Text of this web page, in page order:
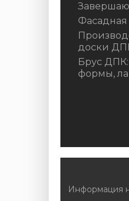
доски
Брус
формы,
Информация